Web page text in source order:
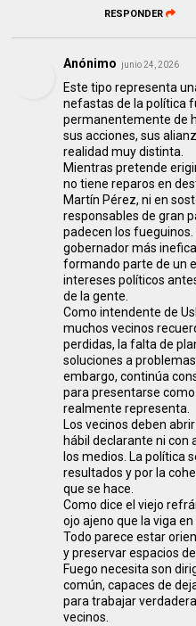
RESPONDER
Anónimo junio 24, 2026
Este tipo representa
nefastas de la política
permanentemente de
sus acciones, sus
realidad muy distinta.
Mientras pretende
no tiene reparos en
Martín Pérez, ni en
responsables de gran
padecen los fueguinos.
gobernador más
formando parte de un
intereses políticos
de la gente.
Como intendente de
muchos vecinos
perdidas, la falta de
soluciones a
embargo, continúa
para presentarse
realmente representa.
Los vecinos deben
hábil declarante ni
los medios. La política
resultados y por la
que se hace.
Como dice el viejo
ojo ajeno que la viga en
Todo parece estar
y preservar espacios
Fuego necesita son
común, capaces de
para trabajar
vecinos.